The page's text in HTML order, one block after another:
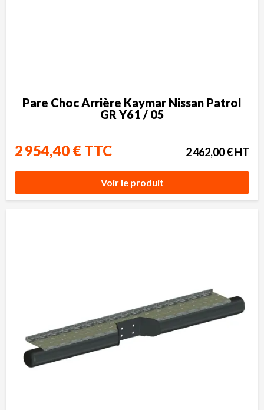
Pare Choc Arrière Kaymar Nissan Patrol
GR Y61 / 05
2 954,40 € TTC 2 462,00 € HT
Voir le produit